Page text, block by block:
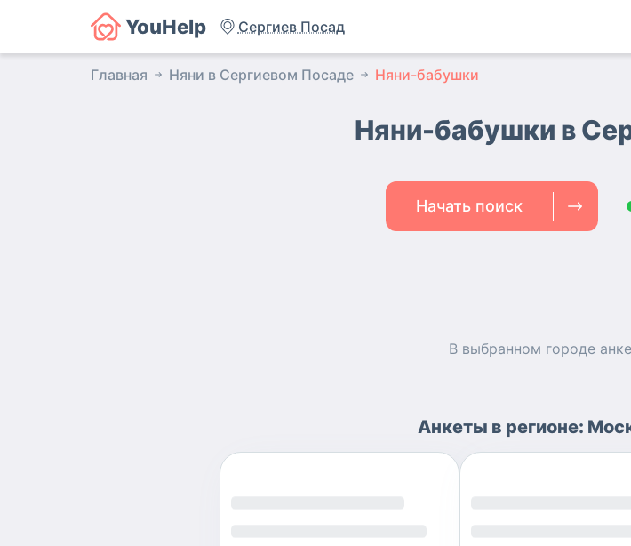
YouHelp Сергиев Посад
Главная Няни в Сергиевом Посаде Няни-бабушки
Няни-бабушки в
Начать поиск
В выбранном городе
Анкеты в регионе: